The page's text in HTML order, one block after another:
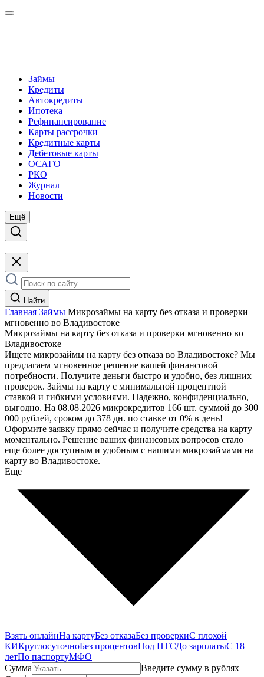
Займы
Кредиты
Автокредиты
Ипотека
Рефинансирование
Карты рассрочки
Кредитные карты
Дебетовые карты
ОСАГО
РКО
Журнал
Новости
Ещё
Найти
Главная Займы Микрозаймы на карту без отказа и проверки
мгновенно во Владивостоке
Микрозаймы на карту без отказа и проверки мгновенно во
Владивостоке
Ищете микрозаймы на карту без отказа во Владивостоке? Мы
предлагаем мгновенное решение вашей финансовой
потребности. Получите деньги быстро и удобно, без лишних
проверок. Займы на карту с минимальной процентной
ставкой и гибкими условиями. Надежно, конфиденциально,
выгодно. На 08.08.2026 микрокредитов 166 шт. суммой до 300
000 рублей, сроком до 378 дн. по ставке от 0% в день!
Оформите заявку прямо сейчас и получите средства на карту
моментально. Решение ваших финансовых вопросов стало
еще более доступным и удобным с нашими микрозаймами на
карту во Владивостоке.
Еще
Взять онлайнНа картуБез отказаБез проверкиС плохой
КИКруглосуточноБез процентовПод ПТСДо зарплатыС 18
летПо паспортуМФО
Сумма
Введите сумму в рублях